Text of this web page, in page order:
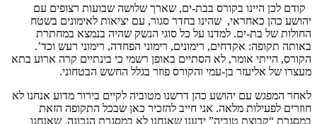
קודם לכן היינו בקורס בבת-ים, שארך שלושה שבועות רצופים עם
יהושע כהן כאחראי, שהינו בחדר סגור, עם יציאות לאימונים בשטח
החולות של בת-ים. למדנו על כל סוגי הנשק שהיה בנמצא במחתרת
באותה תקופה: אקדחים, רימונים, רימוני הפחדה, רימוני רעש וכד’.
הקורס, הייתי אומר, לא הסתיים באופן רשמי כי בינתיים קרה ארוע בתא
מעצרו של אליעזר בן-עמי והקורס פוזר בגלל החשש הבטחוני.
לאחר המפגש עם יהושע כהן דרשנו מטוביה לקיים בירור מדוע אנחנו לא
חוזרים לפעילות מלאה. אני חייב להזכיר כאן שבכל התקופה הזאת
במסגרת “קבוצת טוביה” ידענו שאנחנו לא במסגרת הנכונה, שאנחנו